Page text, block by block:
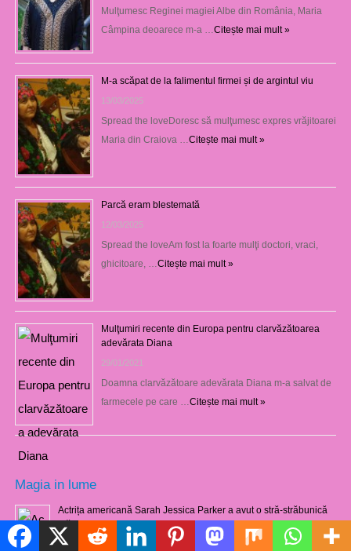
Mulţumesc Reginei magiei Albe din România, Maria
Câmpina deoarece m-a …Citește mai mult »
M-a scăpat de la falimentul firmei și de argintul viu
13/03/2025
Spread the loveDoresc să mulţumesc expres vrăjitoarei
Maria din Craiova …Citește mai mult »
Parcă eram blestemată
12/03/2025
Spread the loveAm fost la foarte mulţi doctori, vraci,
ghicitoare, …Citește mai mult »
Mulţumiri recente din Europa pentru clarvăzătoarea
adevărata Diana
29/01/2021
Doamna clarvăzătoare adevărata Diana m-a salvat de
farmecele pe care …Citește mai mult »
Magia in lume
Actrița americană Sarah Jessica Parker a avut o stră-străbunică
vrăjitoare
03/08/2021 Politică de cookie-uri